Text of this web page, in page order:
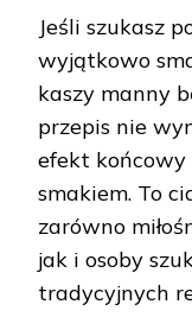
Jeśli szukasz
wyjątkowo
kaszy manny
przepis nie
efekt
smakiem. To
zarówno
jak i osoby
tradycyjnych